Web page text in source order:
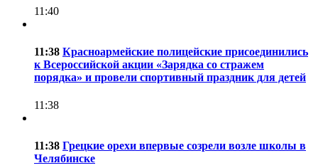
11:40
11:38 Красноармейские полицейские присоединились
к Всероссийской акции «Зарядка со стражем
порядка» и провели спортивный праздник для детей
11:38
11:38 Грецкие орехи впервые созрели возле школы в
Челябинске